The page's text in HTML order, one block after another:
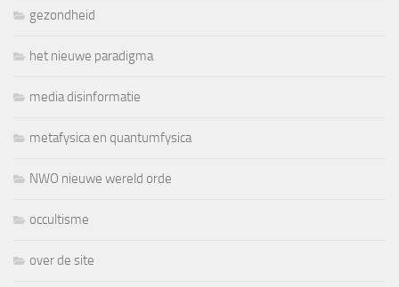
gezondheid
het nieuwe paradigma
media disinformatie
metafysica en quantumfysica
NWO nieuwe wereld orde
occultisme
over de site